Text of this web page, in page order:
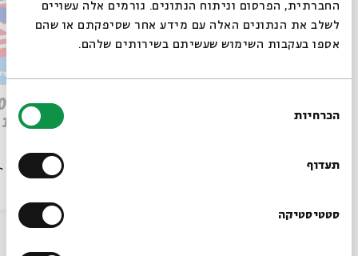
החברתית, הפרסום וניתוח הנתונים. גורמים אלה עשויים
לשלב את הנתונים האלה עם מידע אחר שסיפקתם או שהם
אספו בעקבות השימוש שעשיתם בשירותים שלהם.
הסכמה
הכרחיות
תעדוף
סטטיסטיקה
הִתְאַנַּף
לוהטת